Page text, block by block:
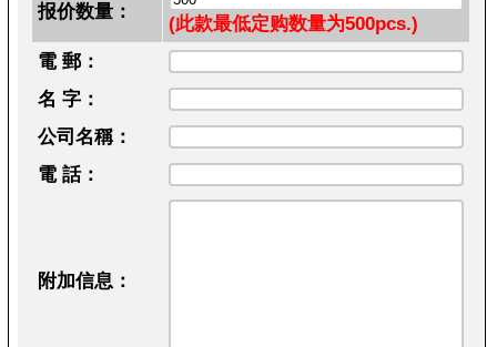
报价数量：
(此款最低定购数量为500pcs.)
電 郵：
名 字：
公司名稱：
電 話：
附加信息：